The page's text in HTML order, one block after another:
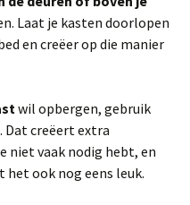
Laat je kasten doorlopen
en creëer op die manier
wil opbergen, gebruik
Dat creëert extra
niet vaak nodig hebt, en
ook nog eens leuk.